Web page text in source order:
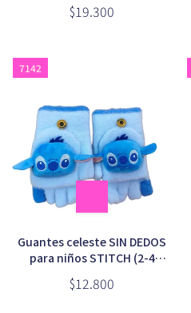
$19.300
7142
Guantes celeste SIN DEDOS
para niños STITCH (2-4
$12.800